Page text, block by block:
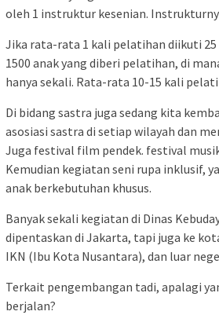
oleh 1 instruktur kesenian.
Jika rata-rata 1 kali pelatihan diikuti 25
1500 anak yang diberi pelatihan, di
hanya sekali. Rata-rata 10-15 kali
Di bidang sastra juga sedang kita
asosiasi sastra di setiap wilayah dan
Juga festival film pendek. festival
Kemudian kegiatan seni rupa inklusif,
anak berkebutuhan khusus.
Banyak sekali kegiatan di Dinas
dipentaskan di Jakarta, tapi juga ke
IKN (Ibu Kota Nusantara), dan luar
Terkait pengembangan tadi, apalagi
berjalan?